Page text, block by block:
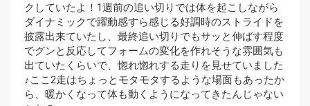
クしていたよ！1週前の追い切りでは体を起こしながら
ダイナミックで躍動感すら感じる好調時のストライドを
披露出来ていたし、最終追い切りでもサッと伸ばす程度
でグンと反応してフォームの変化を作れそうな雰囲気も
出ていたくらいで、惚れ惚れする走りを見せていました
♪ここ2走はちょっとモタモタするような場面もあったか
ら、暖かくなって体も動くようになってきたんじゃない